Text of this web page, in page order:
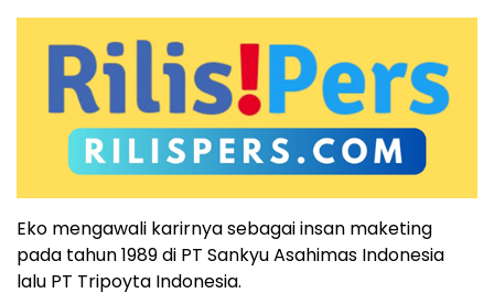
Eko mengawali karirnya sebagai insan maketing
pada tahun 1989 di PT Sankyu Asahimas Indonesia
lalu PT Tripoyta Indonesia.